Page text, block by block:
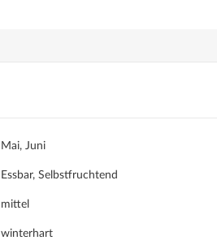
Mai, Juni
Essbar, Selbstfruchtend
mittel
winterhart